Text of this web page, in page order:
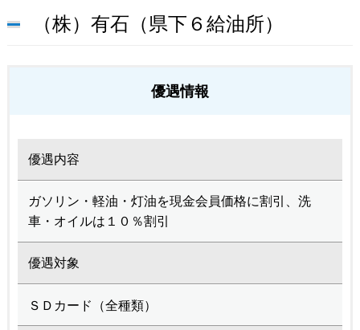
（株）有石（県下６給油所）
優遇情報
優遇内容
ガソリン・軽油・灯油を現金会員価格に割引、洗
車・オイルは１０％割引
優遇対象
ＳＤカード（全種類）